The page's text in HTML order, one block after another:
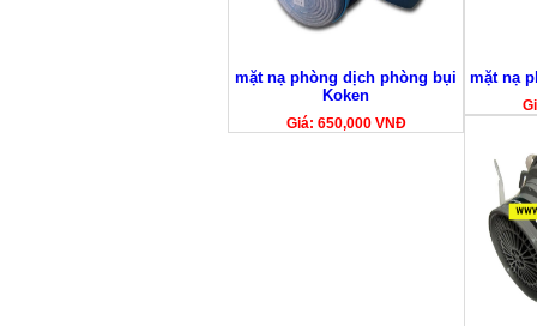
mặt nạ phòng dịch phòng bụi
Koken
Giá: 650,000 VNĐ
mặt nạ